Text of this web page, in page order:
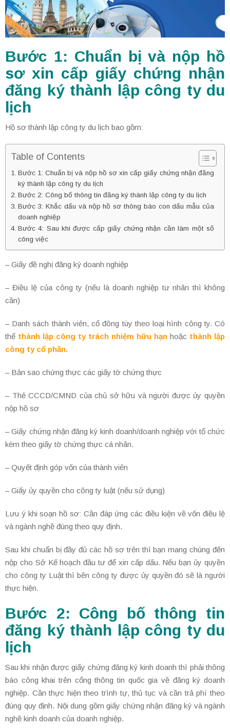
Bước 1: Chuẩn bị và nộp hồ
sơ xin cấp giấy chứng nhận
đăng ký thành lập công ty du
lịch
Hồ sơ thành lập công ty du lịch bao gồm:
Table of Contents
Bước 1: Chuẩn bị và nộp hồ sơ xin cấp giấy chứng nhận đăng
ký thành lập công ty du lịch
Bước 2: Công bố thông tin đăng ký thành lập công ty du lịch
Bước 3: Khắc dấu và nộp hồ sơ thông báo con dấu mẫu của
doanh nghiệp
Bước 4: Sau khi được cấp giấy chứng nhận cần làm một số
công việc
– Giấy đề nghị đăng ký doanh nghiệp
– Điều lệ của công ty (nếu là doanh nghiệp tư nhân thì không
cần)
– Danh sách thành viên, cổ đông tùy theo loại hình công ty. Có
thể thành lập công ty trách nhiệm hữu hạn hoặc thành lập
công ty cổ phần.
– Bản sao chứng thực các giấy tờ chứng thực
– Thẻ CCCD/CMND của chủ sở hữu và người được ủy quyền
nộp hồ sơ
– Giấy chứng nhận đăng ký kinh doanh/doanh nghiệp với tổ chức
kèm theo giấy tờ chứng thực cá nhân.
– Quyết định góp vốn của thành viên
– Giấy ủy quyền cho công ty luật (nếu sử dụng)
Lưu ý khi soạn hồ sơ: Cần đáp ứng các điều kiện về vốn điều lệ
và ngành nghề đúng theo quy định.
Sau khi chuẩn bị đầy đủ các hồ sơ trên thì bạn mang chúng đến
nộp cho Sở Kế hoạch đầu tư để xin cấp dấu. Nếu bạn ủy quyền
cho công ty Luật thì bên công ty được ủy quyền đó sẽ là người
thực hiện.
Bước 2: Công bố thông tin
đăng ký thành lập công ty du
lịch
Sau khi nhận được giấy chứng đăng ký kinh doanh thì phải thông
báo công khai trên cổng thông tin quốc gia về đăng ký doanh
nghiệp. Cần thực hiện theo trình tự, thủ tục và cần trả phí theo
đúng quy định. Nội dung gồm giấy chứng nhận đăng ký và ngành
nghề kinh doanh của doanh nghiệp.